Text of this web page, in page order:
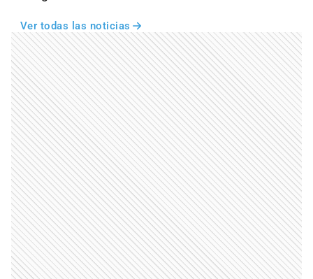
Ver todas las noticias